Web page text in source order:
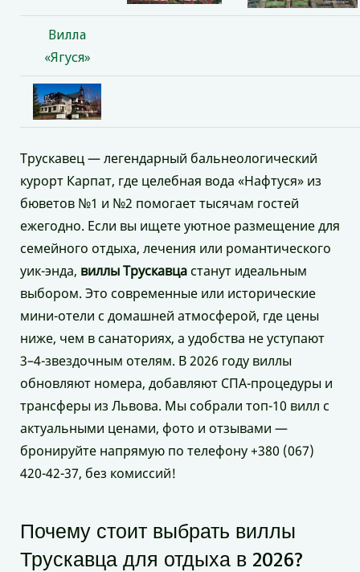
Вилла
«Ягуся»
Трускавец — легендарный бальнеологический
курорт Карпат, где целебная вода «Нафтуся» из
бюветов №1 и №2 помогает тысячам гостей
ежегодно. Если вы ищете уютное размещение для
семейного отдыха, лечения или романтического
уик-энда, виллы Трускавцастанут идеальным
выбором. Это современные или исторические
мини-отели с домашней атмосферой, где цены
ниже, чем в санаториях, а удобства не уступают
3–4-звездочным отелям. В 2026 году виллы
обновляют номера, добавляют СПА-процедуры и
трансферы из Львова. Мы собрали топ-10 вилл с
актуальными ценами, фото и отзывами —
бронируйте напрямую по телефону +380 (067)
420-42-37, без комиссий!
Почему стоит выбрать виллы
Трускавца для отдыха в 2026?